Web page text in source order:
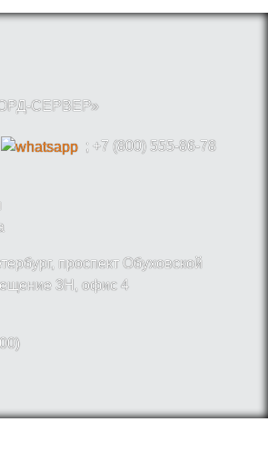
СЕРВЕР»
; +7 (800) 555-86-78
проспект Обуховской
3Н, офис 4